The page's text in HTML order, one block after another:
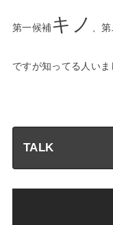
第一候補キノ 、
ですが知ってる人い
TALK